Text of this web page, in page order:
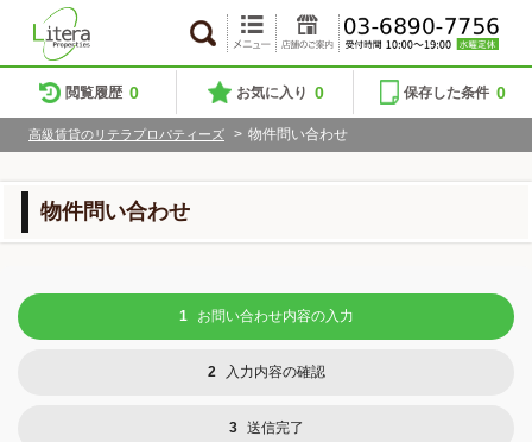
閲覧履歴 0 お気に入り 0 保存した条件 0
高級賃貸のリテラプロパティーズ > 物件問い合わせ
物件問い合わせ
1 お問い合わせ内容の入力
2 入力内容の確認
3 送信完了